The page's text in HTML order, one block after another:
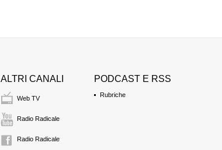
Il nostro commento
ALTRI CANALI
Web TV
Radio Radicale
Radio Radicale
PODCAST E RSS
Rubriche